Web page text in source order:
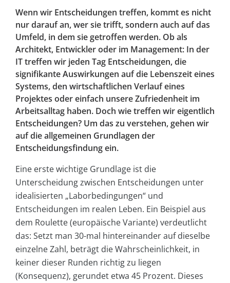
Wenn wir Entscheidungen treffen, kommt es nicht
nur darauf an, wer sie trifft, sondern auch auf das
Umfeld, in dem sie getroffen werden. Ob als
Architekt, Entwickler oder im Management: In der
IT treffen wir jeden Tag Entscheidungen, die
signifikante Auswirkungen auf die Lebenszeit eines
Systems, den wirtschaftlichen Verlauf eines
Projektes oder einfach unsere Zufriedenheit im
Arbeitsalltag haben. Doch wie treffen wir eigentlich
Entscheidungen? Um das zu verstehen, gehen wir
auf die allgemeinen Grundlagen der
Entscheidungsfindung ein.
Eine erste wichtige Grundlage ist die
Unterscheidung zwischen Entscheidungen unter
idealisierten „Laborbedingungen“ und
Entscheidungen im realen Leben. Ein Beispiel aus
dem Roulette (europäische Variante) verdeutlicht
das: Setzt man 30-mal hintereinander auf dieselbe
einzelne Zahl, beträgt die Wahrscheinlichkeit, in
keiner dieser Runden richtig zu liegen
(Konsequenz), gerundet etwa 45 Prozent. Dieses